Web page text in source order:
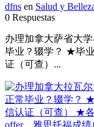
dfns en Salud y
0 Respuestas
办理加拿大萨省大
毕业？辍学？ ★毕
证（可查）...